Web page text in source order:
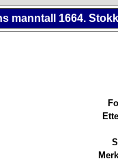
manntall 1664.